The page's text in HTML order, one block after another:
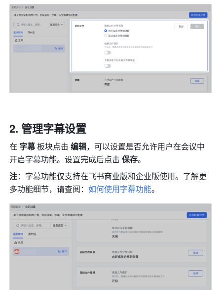
管理字幕设置
在 字幕 板块点击 编辑，可以设置是否允许用户在会议中
开启字幕功能。设置完成后点击 保存。
注：字幕功能仅支持在飞书商业版和企业版使用。了解更
多功能细节，请查阅：如何使用字幕功能。